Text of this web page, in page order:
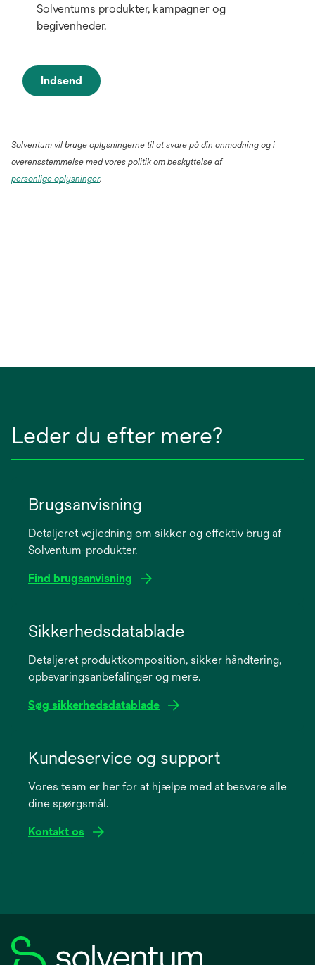
Solventums produkter, kampagner og
begivenheder.
Indsend
Solventum vil bruge oplysningerne til at svare på din anmodning og i
overensstemmelse med vores politik om beskyttelse af
personlige oplysninger.
Leder du efter mere?
Brugsanvisning
Detaljeret vejledning om sikker og effektiv brug af
Solventum-produkter.
Find brugsanvisning
new
Sikkerhedsdatablade
Detaljeret produktkomposition, sikker håndtering,
opbevaringsanbefalinger og mere.
Søg sikkerhedsdatablade
new
Kundeservice og support
Vores team er her for at hjælpe med at besvare alle
dine spørgsmål.
Kontakt os